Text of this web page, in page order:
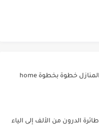
كتاب تعلم كهرباء المنازل خطوة بخطوة home
الدرون من الألف إلى الياء